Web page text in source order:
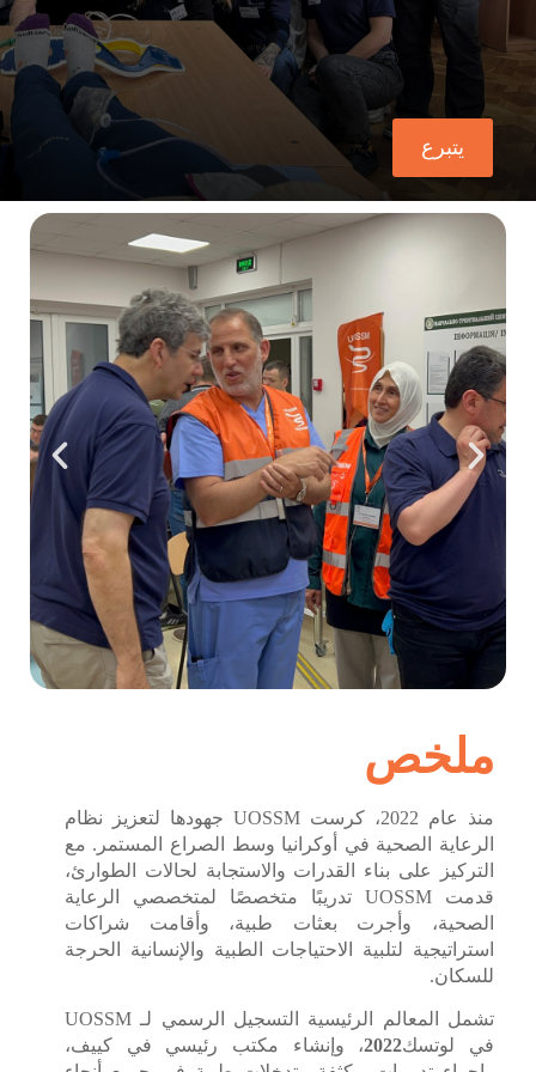
تواصل معنا
يتبرع
ملخص
منذ عام 2022، كرست UOSSM جهودها لتعزيز نظام
الرعاية الصحية في أوكرانيا وسط الصراع المستمر. مع
التركيز على بناء القدرات والاستجابة لحالات الطوارئ،
قدمت UOSSM تدريبًا متخصصًا لمتخصصي الرعاية
الصحية، وأجرت بعثات طبية، وأقامت شراكات
استراتيجية لتلبية الاحتياجات الطبية والإنسانية الحرجة
للسكان.
تشمل المعالم الرئيسية التسجيل الرسمي لـ UOSSM
في لوتسك2022، وإنشاء مكتب رئيسي في كييف،